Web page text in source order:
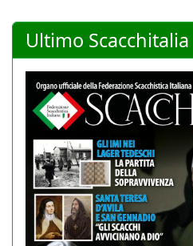
Ultimo Scacchitalia